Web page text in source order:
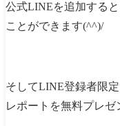
公式LINEを追加する
ことができます(^^)/
そしてLINE登録者限
レポートを無料プレ